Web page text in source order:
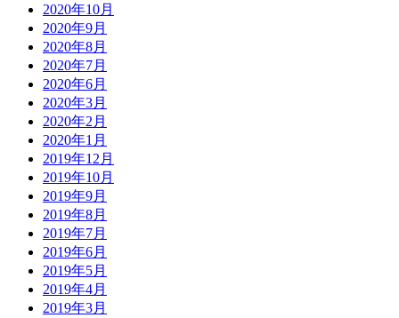
2020年10月
2020年9月
2020年8月
2020年7月
2020年6月
2020年3月
2020年2月
2020年1月
2019年12月
2019年10月
2019年9月
2019年8月
2019年7月
2019年6月
2019年5月
2019年4月
2019年3月